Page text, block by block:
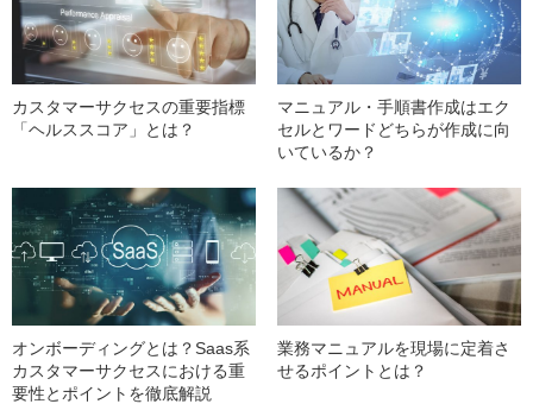
カスタマーサクセスの重要指標
「ヘルススコア」とは？
マニュアル・手順書作成はエク
セルとワードどちらが作成に向
いているか？
オンボーディングとは？Saas系
カスタマーサクセスにおける重
要性とポイントを徹底解説
業務マニュアルを現場に定着さ
せるポイントとは？